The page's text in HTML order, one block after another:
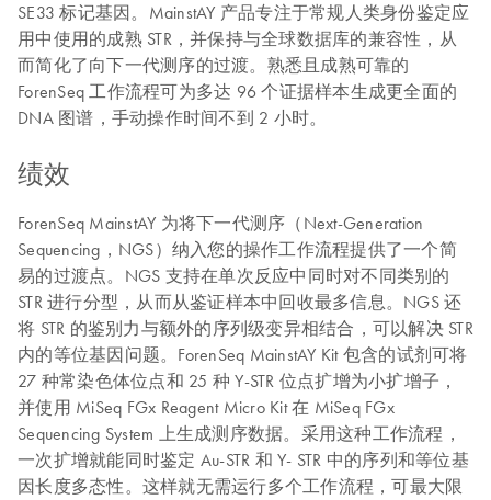
SE33 标记基因。MainstAY 产品专注于常规人类身份鉴定应
用中使用的成熟 STR，并保持与全球数据库的兼容性，从
而简化了向下一代测序的过渡。熟悉且成熟可靠的
ForenSeq 工作流程可为多达 96 个证据样本生成更全面的
DNA 图谱，手动操作时间不到 2 小时。
绩效
ForenSeq MainstAY 为将下一代测序（Next-Generation
Sequencing，NGS）纳入您的操作工作流程提供了一个简
易的过渡点。NGS 支持在单次反应中同时对不同类别的
STR 进行分型，从而从鉴证样本中回收最多信息。NGS 还
将 STR 的鉴别力与额外的序列级变异相结合，可以解决 STR
内的等位基因问题。ForenSeq MainstAY Kit 包含的试剂可将
27 种常染色体位点和 25 种 Y-STR 位点扩增为小扩增子，
并使用 MiSeq FGx Reagent Micro Kit 在 MiSeq FGx
Sequencing System 上生成测序数据。采用这种工作流程，
一次扩增就能同时鉴定 Au-STR 和 Y- STR 中的序列和等位基
因长度多态性。这样就无需运行多个工作流程，可最大限